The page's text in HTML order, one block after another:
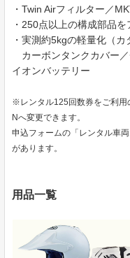
・Twin Airフィルター／
・250点以上の構成部品を
・実測約5kgの軽量化（
カーボンタンクカバー
イオンバッテリー
※レンタル125回数券をご利用
Nへ変更できます。
申込フォームの「レンタル車
があります。
用品一覧